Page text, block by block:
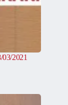
03/2021